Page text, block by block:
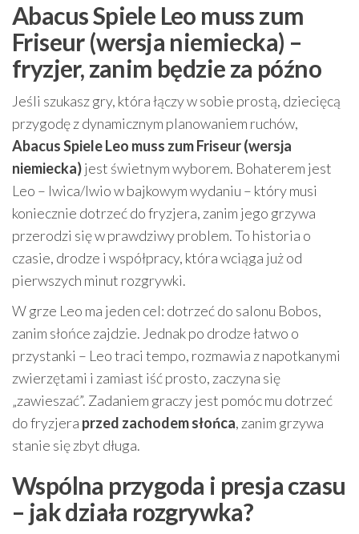
Abacus Spiele Leo muss zum
Friseur (wersja niemiecka) –
fryzjer, zanim będzie za późno
Jeśli szukasz gry, która łączy w sobie prostą, dziecięcą
przygodę z dynamicznym planowaniem ruchów,
Abacus Spiele Leo muss zum Friseur (wersja
niemiecka)jest świetnym wyborem. Bohaterem jest
Leo – lwica/lwio w bajkowym wydaniu – który musi
koniecznie dotrzeć do fryzjera, zanim jego grzywa
przerodzi się w prawdziwy problem. To historia o
czasie, drodze i współpracy, która wciąga już od
pierwszych minut rozgrywki.
W grze Leo ma jeden cel: dotrzeć do salonu Bobos,
zanim słońce zajdzie. Jednak po drodze łatwo o
przystanki – Leo traci tempo, rozmawia z napotkanymi
zwierzętami i zamiast iść prosto, zaczyna się
„zawieszać”. Zadaniem graczy jest pomóc mu dotrzeć
do fryzjera przed zachodem słońca, zanim grzywa
stanie się zbyt długa.
Wspólna przygoda i presja czasu
– jak działa rozgrywka?